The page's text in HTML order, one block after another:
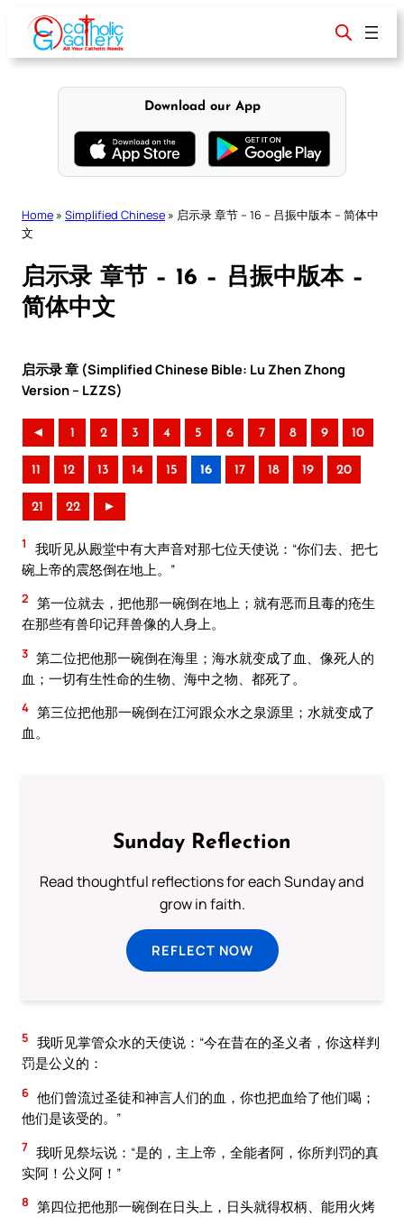
content
Download our App
Home » Simplified Chinese » 启示录 章节 – 16 – 吕振中版本 – 简体中
文
启示录 章节 – 16 – 吕振中版本 –
简体中文
启示录 章 (Simplified Chinese Bible: Lu Zhen Zhong
Version – LZZS)
◄ 1 2 3 4 5 6 7 8 9 10
11 12 13 14 15 16 17 18 19 20
21 22 ►
1
我听见从殿堂中有大声音对那七位天使说：“你们去、把七
碗上帝的震怒倒在地上。”
2 第一位就去，把他那一碗倒在地上；就有恶而且毒的疮生
在那些有兽印记拜兽像的人身上。
3 第二位把他那一碗倒在海里；海水就变成了血、像死人的
血；一切有生性命的生物、海中之物、都死了。
4 第三位把他那一碗倒在江河跟众水之泉源里；水就变成了
血。
Sunday Reflection
Read thoughtful reflections for each Sunday and
grow in faith.
REFLECT NOW
5 我听见掌管众水的天使说：“今在昔在的圣义者，你这样判
罚是公义的：
6 他们曾流过圣徒和神言人们的血，你也把血给了他们喝；
他们是该受的。”
7 我听见祭坛说：“是的，主上帝，全能者阿，你所判罚的真
实阿！公义阿！”
8 第四位把他那一碗倒在日头上，日头就得权柄、能用火烤